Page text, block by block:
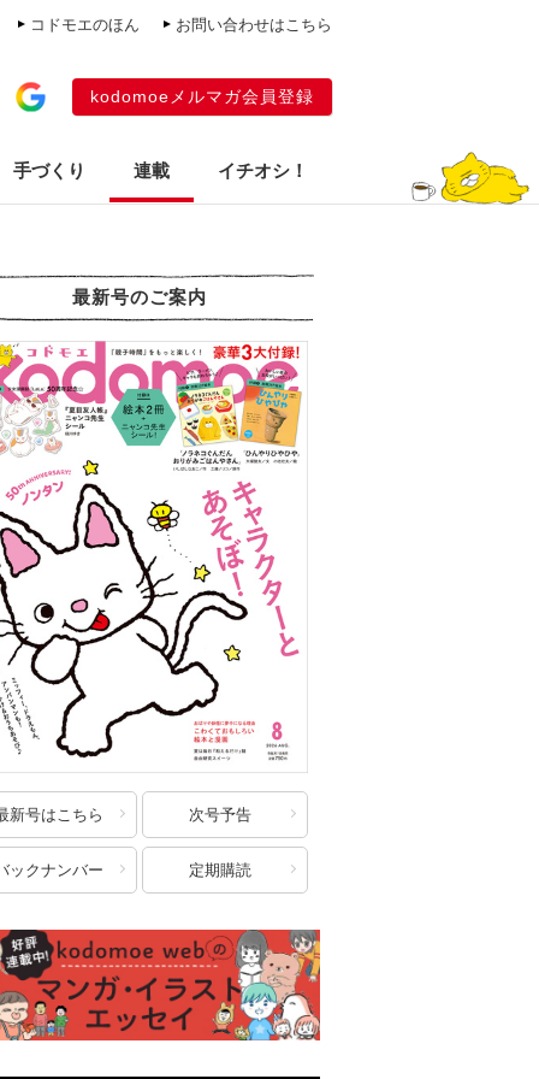
コドモエのほん お問い合わせはこちら
kodomoeメルマガ会員登録
手づくり 連載 イチオシ！
最新号のご案内
新号はこちら 次号予告
ックナンバー 定期購読